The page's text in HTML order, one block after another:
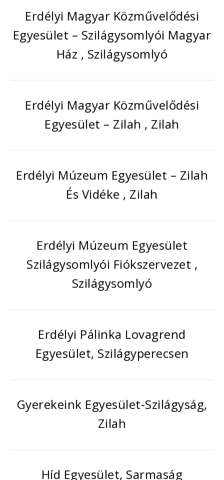
Erdélyi Magyar Közművelődési
Egyesület – Szilágysomlyói Magyar
Ház , Szilágysomlyó
Erdélyi Magyar Közművelődési
Egyesület – Zilah , Zilah
Erdélyi Múzeum Egyesület – Zilah
És Vidéke , Zilah
Erdélyi Múzeum Egyesület
Szilágysomlyói Fiókszervezet ,
Szilágysomlyó
Erdélyi Pálinka Lovagrend
Egyesület, Szilágyperecsen
Gyerekeink Egyesület-Szilágyság,
Zilah
Híd Egyesület, Sarmaság